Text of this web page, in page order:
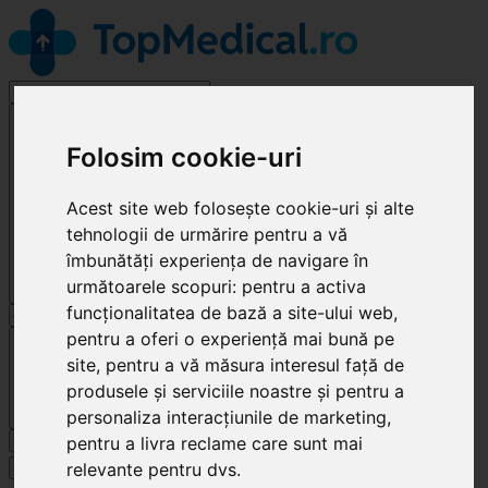
Folosim cookie-uri
Acest site web folosește cookie-uri și alte
tehnologii de urmărire pentru a vă
îmbunătăți experiența de navigare în
următoarele scopuri: pentru a activa
funcționalitatea de bază a site-ului web,
pentru a oferi o experiență mai bună pe
site, pentru a vă măsura interesul față de
produsele și serviciile noastre și pentru a
personaliza interacțiunile de marketing,
pentru a livra reclame care sunt mai
relevante pentru dvs.
Cluj-Napoca
Specialități